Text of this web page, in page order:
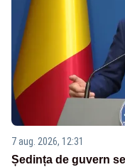
7 aug. 2026, 12:31
Ședința de guvern